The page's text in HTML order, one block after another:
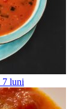
7 luni